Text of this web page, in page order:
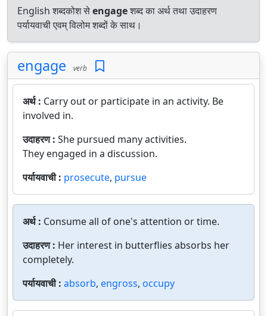
English शब्दकोश सेengageशब्द का अर्थ तथा उदाहरण
पर्यायवाची एवम् विलोम शब्दों के साथ।
engage verb
अर्थ : Carry out or participate in an activity. Be
involved in.
उदाहरण : She pursued many activities.
They engaged in a discussion.
पर्यायवाची : prosecute, pursue
अर्थ : Consume all of one's attention or time.
उदाहरण : Her interest in butterflies absorbs her
completely.
पर्यायवाची : absorb, engross, occupy